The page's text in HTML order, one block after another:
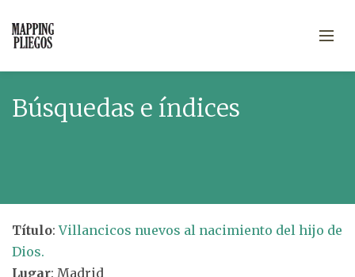
Búsquedas e índices
Título:Villancicos nuevos al nacimiento del hijo de
Dios.
Lugar: Madrid